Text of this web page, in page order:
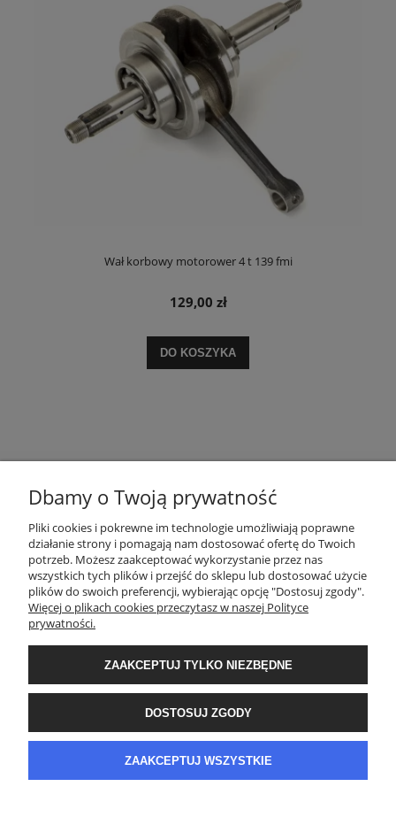
Wał korbowy motorower 4 t 139 fmi
129,00 zł
DO KOSZYKA
POMOC
ZASADY SPRZEDAŻY
GWARANCJA I ZWROTY
O FIRMIE
Dbamy o Twoją prywatność
Pliki cookies i pokrewne im technologie umożliwiają poprawne
działanie strony i pomagają nam dostosować ofertę do Twoich
potrzeb. Możesz zaakceptować wykorzystanie przez nas
wszystkich tych plików i przejść do sklepu lub dostosować użycie
plików do swoich preferencji, wybierając opcję "Dostosuj zgody".
Więcej o plikach cookies przeczytasz w naszej Polityce
prywatności.
ZAAKCEPTUJ TYLKO NIEZBĘDNE
DOSTOSUJ ZGODY
ZAAKCEPTUJ WSZYSTKIE